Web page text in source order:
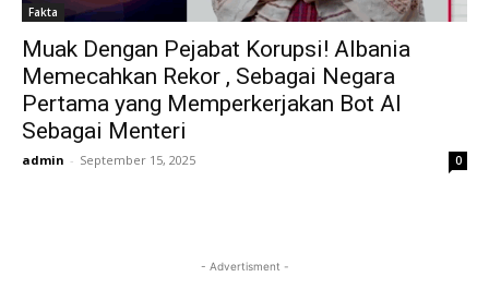
Fakta
Muak Dengan Pejabat Korupsi! Albania
Memecahkan Rekor , Sebagai Negara
Pertama yang Memperkerjakan Bot AI
Sebagai Menteri
admin - September 15, 2025 0
- Advertisment -